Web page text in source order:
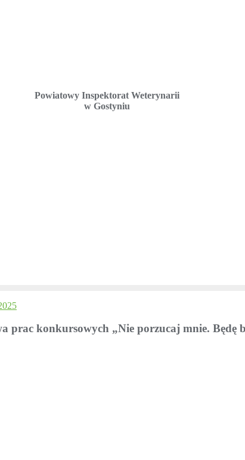
Powiatowy Inspektorat Weterynarii
w Gostyniu
prac konkursowych „Nie porzucaj mnie. Będę